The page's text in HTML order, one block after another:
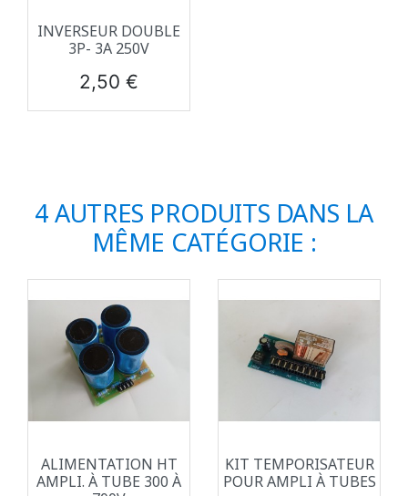
INVERSEUR DOUBLE
3P- 3A 250V
Prix
2,50 €
4 AUTRES PRODUITS DANS LA
MÊME CATÉGORIE :
ALIMENTATION HT
AMPLI. À TUBE 300 À
KIT TEMPORISATEUR
POUR AMPLI À TUBES